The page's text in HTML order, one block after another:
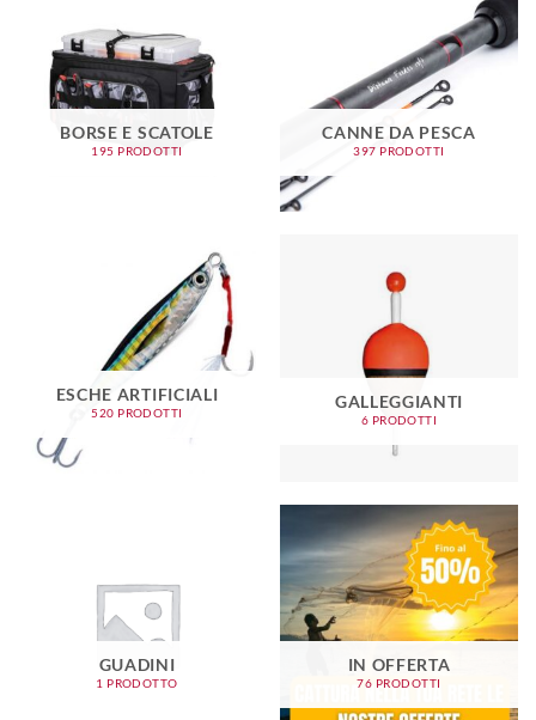
BORSE E SCATOLE
195 PRODOTTI
CANNE DA PESCA
397 PRODOTTI
ESCHE ARTIFICIALI
520 PRODOTTI
GALLEGGIANTI
6 PRODOTTI
GUADINI
1 PRODOTTO
IN OFFERTA
76 PRODOTTI